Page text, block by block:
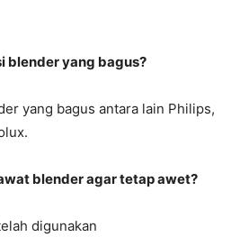
blender yang bagus?
yang bagus antara lain Philips,
blender agar tetap awet?
digunakan